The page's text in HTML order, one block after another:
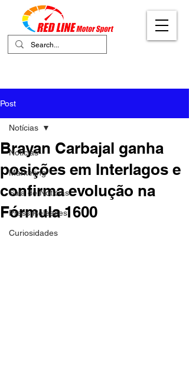
Post
Notícias
Marketing
Sala de Notícias
Press Releases
Curiosidades
Notícias
Brayan Carbajal ganha
posições em Interlagos e
confirma evolução na
Fórmula 1600